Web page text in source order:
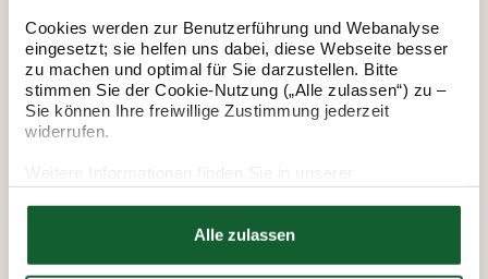
Cookies werden zur Benutzerführung und Webanalyse
eingesetzt; sie helfen uns dabei, diese Webseite besser
zu machen und optimal für Sie darzustellen. Bitte
stimmen Sie der Cookie-Nutzung („Alle zulassen“) zu –
Sie können Ihre freiwillige Zustimmung jederzeit
widerrufen.
Datenschutzerklärung
Alle zulassen
Termin vereinbaren